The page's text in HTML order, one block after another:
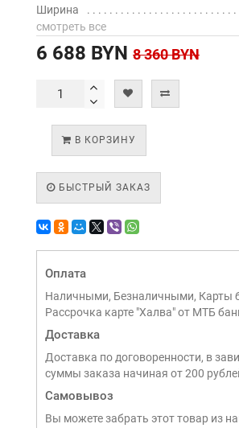
Ширина
смотреть все
6 688 BYN 8 360 BYN
В КОРЗИНУ
БЫСТРЫЙ ЗАКАЗ
Оплата
Наличными, Безналичными, Карты
Рассрочка карте "Халва" от МТБ
Доставка
Доставка по договоренности, в
суммы заказа начиная от 200
Самовывоз
Вы можете забрать этот товар из